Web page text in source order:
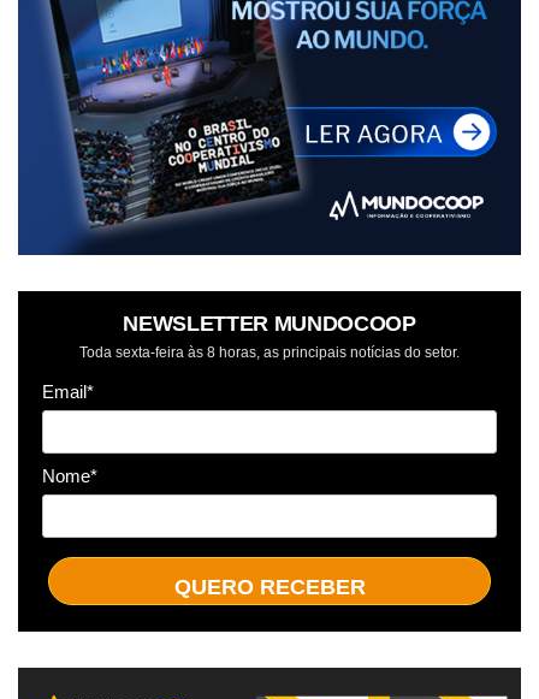
NEWSLETTER MUNDOCOOP
Toda sexta-feira às 8 horas, as principais notícias do setor.
Email*
Nome*
QUERO RECEBER